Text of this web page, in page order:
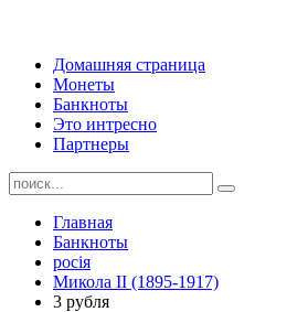
Домашняя страница
Монеты
Банкноты
Это интресно
Партнеры
Главная
Банкноты
росія
Микола II (1895-1917)
3 рубля